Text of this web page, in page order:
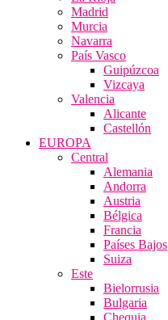
Madrid
Murcia
Navarra
País Vasco
Guipúzcoa
Vizcaya
Valencia
Alicante
Castellón
EUROPA
Central
Alemania
Andorra
Austria
Bélgica
Francia
Países Bajos
Suiza
Este
Bielorrusia
Bulgaria
Chequia